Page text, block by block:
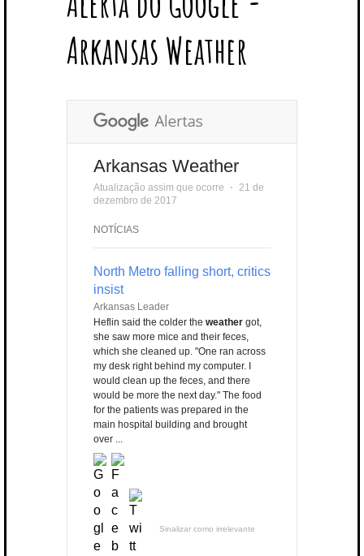
E
R
B
O
O
K
L
E
P
L
U
E
R
S
E
D
I
N
A
G
R
A
U
B
E
U
Arkansas Weather
Arkansas Weather
Atualização assim que ocorre ⋅ 21 de
dezembro de 2017
NOTÍCIAS
North Metro falling short, critics
insist
Arkansas Leader
Heflin said the colder the weather got,
she saw more mice and their feces,
which she cleaned up. "One ran across
my desk right behind my computer. I
would clean up the feces, and there
would be more the next day." The food
for the patients was prepared in the
main hospital building and brought
over ...
Sinalizar como irrelevante